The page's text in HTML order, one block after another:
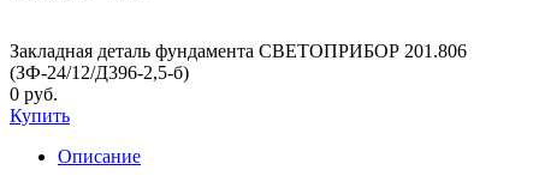
Закладная деталь фундамента СВЕТОПРИБОР 201.806
(ЗФ-24/12/Д396-2,5-б)
0 руб.
Купить
Описание